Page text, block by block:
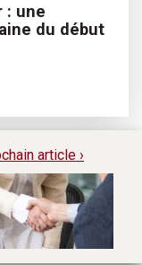
: une
du début
article ›